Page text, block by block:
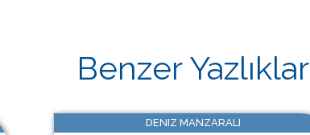
Benzer Yazlıklar
DENIZ MANZARALI